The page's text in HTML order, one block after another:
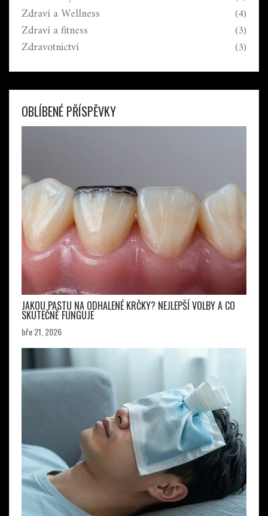
Zdraví a Wellness (4)
Zdraví a fitness (3)
Zdravotnictví (3)
OBLÍBENÉ PŘÍSPĚVKY
JAKOU PASTU NA ODHALENÉ KRČKY? NEJLEPŠÍ VOLBY A CO
SKUTEČNĚ FUNGUJE
bře 21, 2026